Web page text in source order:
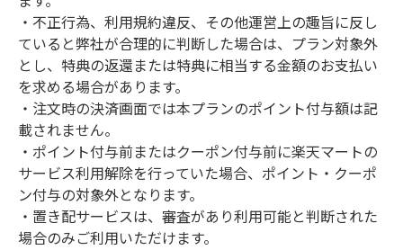
・不正行為、利用規約違反、その他運営上の趣旨に反し
ていると弊社が合理的に判断した場合は、プラン対象外
とし、特典の返還または特典に相当する金額のお支払い
を求める場合があります。
・注文時の決済画面では本プランのポイント付与額は記
載されません。
・ポイント付与前またはクーポン付与前に楽天マートの
サービス利用解除を行っていた場合、ポイント・クーポ
ン付与の対象外となります。
・置き配サービスは、審査があり利用可能と判断された
場合のみご利用いただけます。